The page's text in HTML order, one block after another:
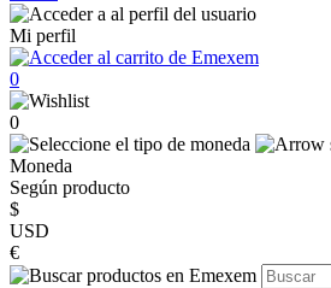
Mi perfil
0
0
Moneda
Según producto
$
USD
€